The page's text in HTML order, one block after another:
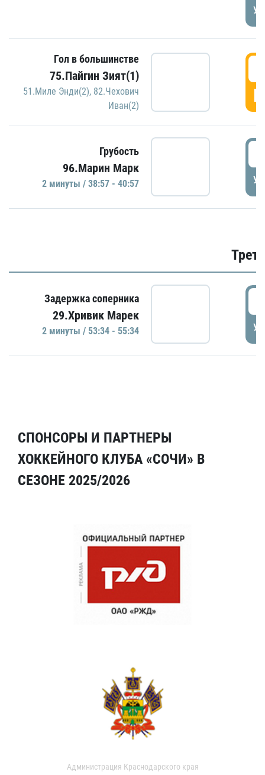
Гол в большинстве
75.Пайгин Зият(1)
51.Миле Энди(2), 82.Чехович
Иван(2)
Грубость
96.Марин Марк
2 минуты / 38:57 - 40:57
Задержка соперника
29.Хривик Марек
2 минуты / 53:34 - 55:34
СПОНСОРЫ И ПАРТНЕРЫ
ХОККЕЙНОГО КЛУБА «СОЧИ» В
СЕЗОНЕ 2025/2026
Администрация Краснодарского края